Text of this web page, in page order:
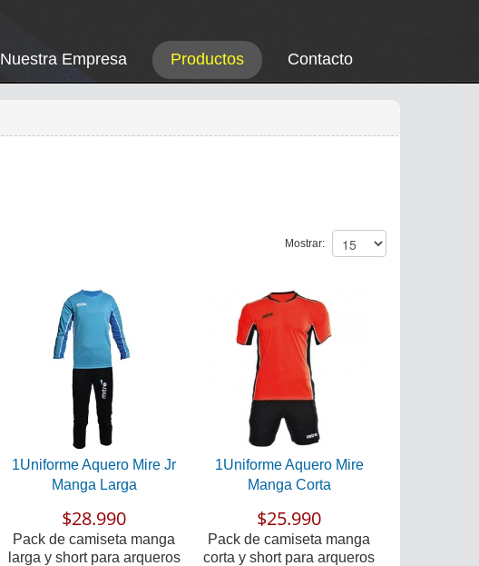
Nuestra Empresa Productos Contacto
Mostrar:
1Uniforme Aquero Mire Jr
Manga Larga
$28.990
Pack de camiseta manga
larga y short para arqueros
1Uniforme Aquero Mire
Manga Corta
$25.990
Pack de camiseta manga
corta y short para arqueros